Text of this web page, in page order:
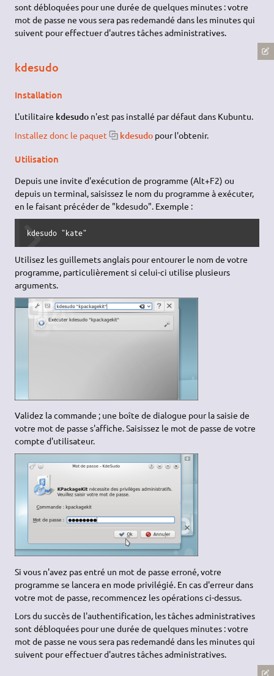
sont débloquées pour une durée de quelques minutes : votre
mot de passe ne vous sera pas redemandé dans les minutes qui
suivent pour effectuer d'autres tâches administratives.
kdesudo
Installation
L'utilitaire kdesudo n'est pas installé par défaut dans Kubuntu.
Installez donc le paquet
kdesudo pour l'obtenir.
Utilisation
Depuis une invite d'exécution de programme (Alt+F2) ou
depuis un terminal, saisissez le nom du programme à exécuter,
en le faisant précéder de "kdesudo". Exemple :
kdesudo "kate"
Utilisez les guillemets anglais pour entourer le nom de votre
programme, particulièrement si celui-ci utilise plusieurs
arguments.
Validez la commande ; une boîte de dialogue pour la saisie de
votre mot de passe s'affiche. Saisissez le mot de passe de votre
compte d'utilisateur.
Si vous n'avez pas entré un mot de passe erroné, votre
programme se lancera en mode privilégié. En cas d'erreur dans
votre mot de passe, recommencez les opérations ci-dessus.
Lors du succès de l'authentification, les tâches administratives
sont débloquées pour une durée de quelques minutes : votre
mot de passe ne vous sera pas redemandé dans les minutes qui
suivent pour effectuer d'autres tâches administratives.